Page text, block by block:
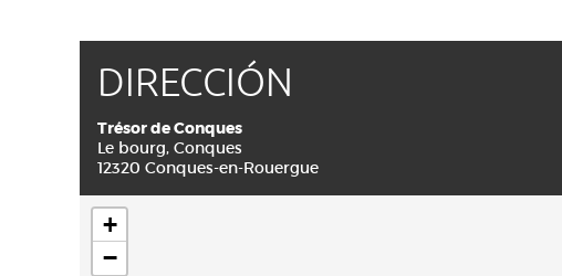
DIRECCIÓN
Trésor de Conques
Le bourg, Conques
12320 Conques-en-Rouergue
+
−